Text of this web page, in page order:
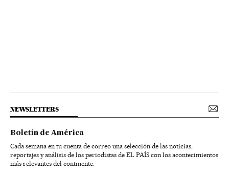
NEWSLETTERS
Boletín de América
Cada semana en tu cuenta de correo una selección de las noticias,
reportajes y análisis de los periodistas de EL PAÍS con los acontecimientos
más relevantes del continente.